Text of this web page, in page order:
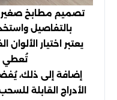
تصميم مطابخ
بالتفاصيل
يعتبر اختيار
تُعطي
إضافة إلى ذلك،
الأدراج القابلة